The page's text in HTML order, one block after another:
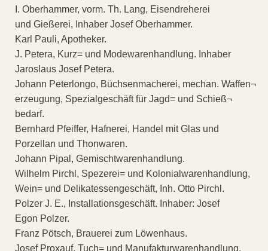
I. Oberhammer, vorm. Th. Lang, Eisendreherei
und Gießerei, Inhaber Josef Oberhammer.
Karl Pauli, Apotheker.
J. Petera, Kurz= und Modewarenhandlung. Inhaber
Jaroslaus Josef Petera.
Johann Peterlongo, Büchsenmacherei, mechan. Waffen¬
erzeugung, Spezialgeschäft für Jagd= und Schieß¬
bedarf.
Bernhard Pfeiffer, Hafnerei, Handel mit Glas und
Porzellan und Thonwaren.
Johann Pipal, Gemischtwarenhandlung.
Wilhelm Pirchl, Spezerei= und Kolonialwarenhandlung,
Wein= und Delikatessengeschäft, Inh. Otto Pirchl.
Polzer J. E., Installationsgeschäft. Inhaber: Josef
Egon Polzer.
Franz Pötsch, Brauerei zum Löwenhaus.
Josef Proxauf, Tuch= und Manufakturwarenhandlung.